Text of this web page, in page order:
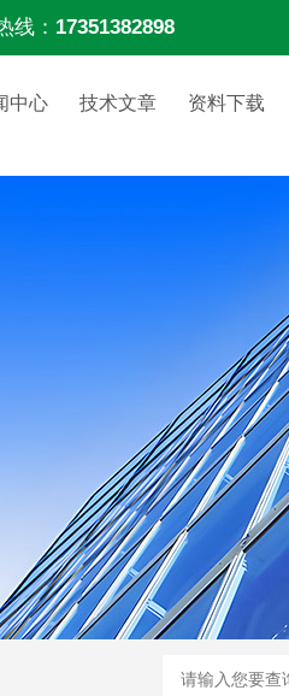
线： 17351382898
中心 技术文章 资料下载